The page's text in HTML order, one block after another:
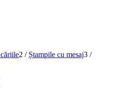
2 / Ștampile cu mesaj3 /